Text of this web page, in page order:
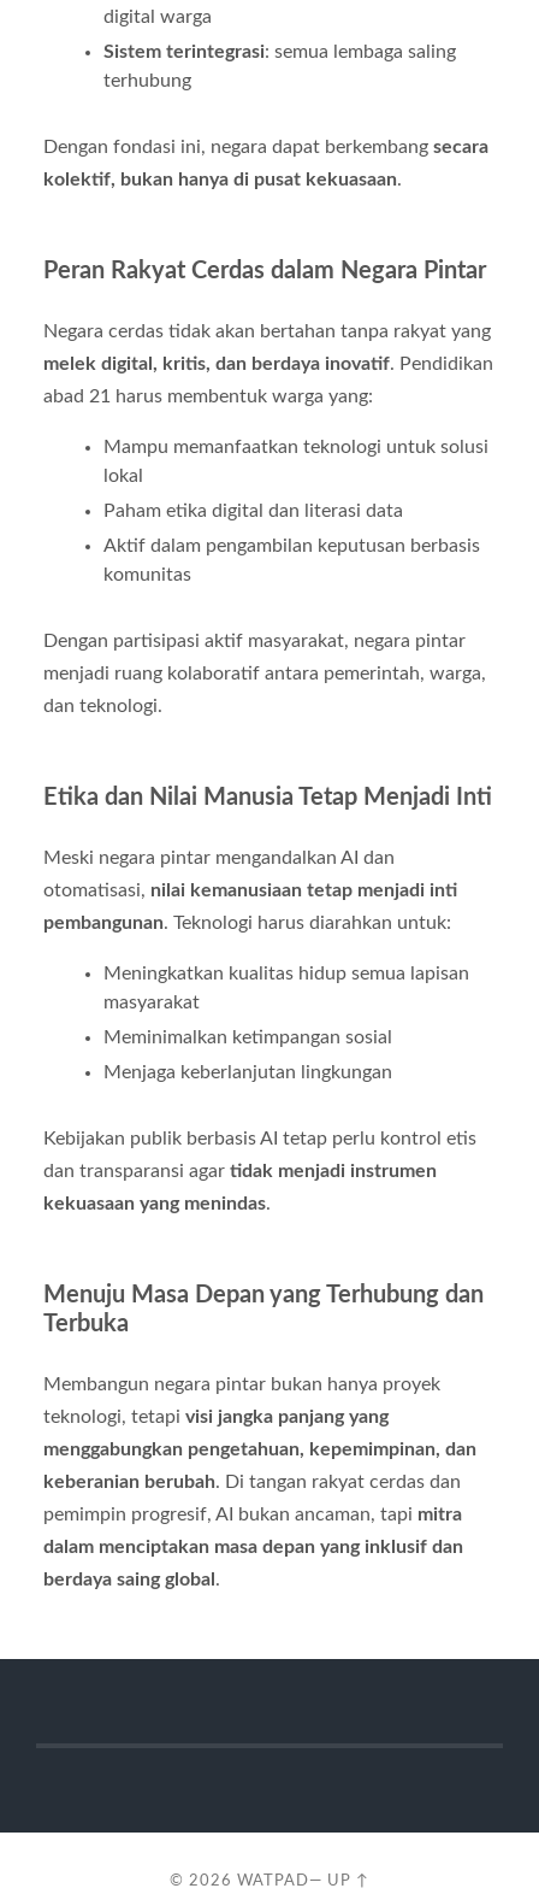
digital warga
Sistem terintegrasi: semua lembaga saling
terhubung
Dengan fondasi ini, negara dapat berkembang secara
kolektif, bukan hanya di pusat kekuasaan.
Peran Rakyat Cerdas dalam Negara Pintar
Negara cerdas tidak akan bertahan tanpa rakyat yang
melek digital, kritis, dan berdaya inovatif. Pendidikan
abad 21 harus membentuk warga yang:
Mampu memanfaatkan teknologi untuk solusi
lokal
Paham etika digital dan literasi data
Aktif dalam pengambilan keputusan berbasis
komunitas
Dengan partisipasi aktif masyarakat, negara pintar
menjadi ruang kolaboratif antara pemerintah, warga,
dan teknologi.
Etika dan Nilai Manusia Tetap Menjadi Inti
Meski negara pintar mengandalkan AI dan
otomatisasi, nilai kemanusiaan tetap menjadi inti
pembangunan. Teknologi harus diarahkan untuk:
Meningkatkan kualitas hidup semua lapisan
masyarakat
Meminimalkan ketimpangan sosial
Menjaga keberlanjutan lingkungan
Kebijakan publik berbasis AI tetap perlu kontrol etis
dan transparansi agar tidak menjadi instrumen
kekuasaan yang menindas.
Menuju Masa Depan yang Terhubung dan
Terbuka
Membangun negara pintar bukan hanya proyek
teknologi, tetapi visi jangka panjang yang
menggabungkan pengetahuan, kepemimpinan, dan
keberanian berubah. Di tangan rakyat cerdas dan
pemimpin progresif, AI bukan ancaman, tapi mitra
dalam menciptakan masa depan yang inklusif dan
berdaya saing global .
© 2026 WATPAD— UP ↑